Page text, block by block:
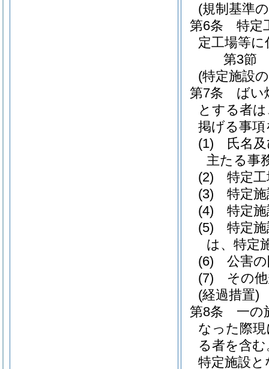
(規制基準
第6条
特定
定工場等
第3節
(特定施設
第7条
ばい
とする者
掲げる事
(1)
氏名
主たる事
(2)
特定
(3)
特定
(4)
特定
(5)
特定
は、特定
(6)
公害
(7)
その
(経過措置)
第8条
一の
なった際
る者を含む
特定施設